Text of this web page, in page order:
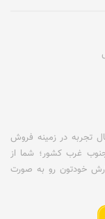
تجربه در زمینه فروش
جنوب غرب کشور؛ شما از
خودتون رو به صورت